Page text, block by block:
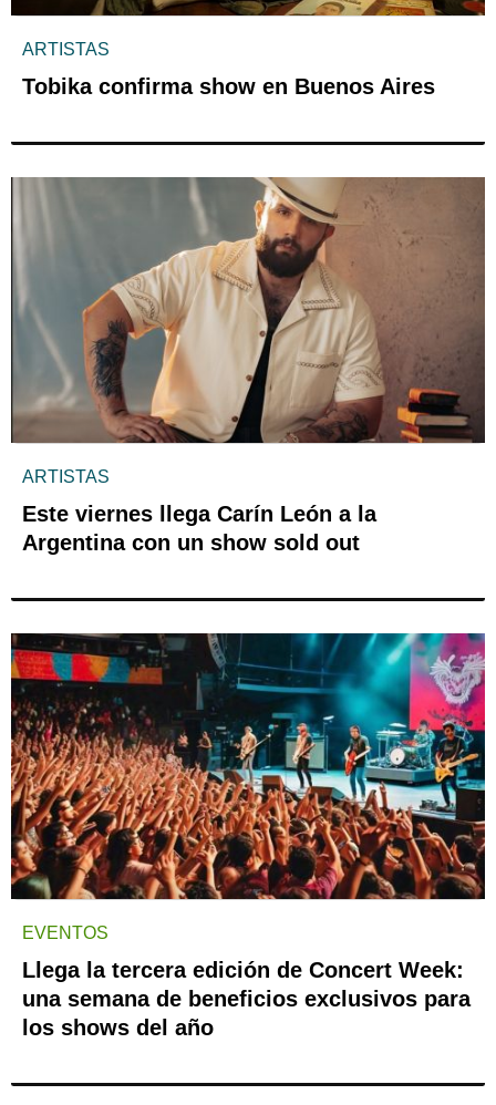
ARTISTAS
Tobika confirma show en Buenos Aires
ARTISTAS
Este viernes llega Carín León a la
Argentina con un show sold out
EVENTOS
Llega la tercera edición de Concert Week:
una semana de beneficios exclusivos para
los shows del año